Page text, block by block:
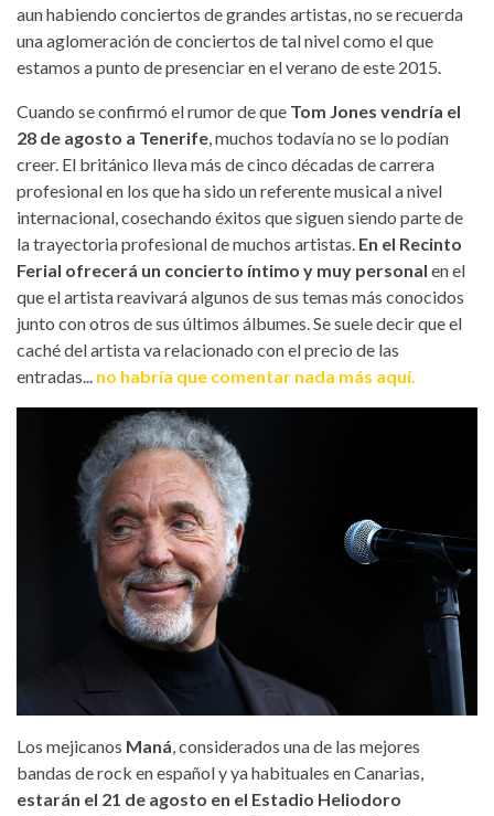
aun habiendo conciertos de grandes artistas, no se recuerda
una aglomeración de conciertos de tal nivel como el que
estamos a punto de presenciar en el verano de este 2015.
Cuando se confirmó el rumor de que Tom Jones vendría el
28 de agosto a Tenerife, muchos todavía no se lo podían
creer. El británico lleva más de cinco décadas de carrera
profesional en los que ha sido un referente musical a nivel
internacional, cosechando éxitos que siguen siendo parte de
la trayectoria profesional de muchos artistas. En el Recinto
Ferial ofrecerá un concierto íntimo y muy personal en el
que el artista reavivará algunos de sus temas más conocidos
junto con otros de sus últimos álbumes. Se suele decir que el
caché del artista va relacionado con el precio de las
entradas... no habría que comentar nada más aquí.
Los mejicanos Maná, considerados una de las mejores
bandas de rock en español y ya habituales en Canarias,
estarán el 21 de agosto en el Estadio Heliodoro